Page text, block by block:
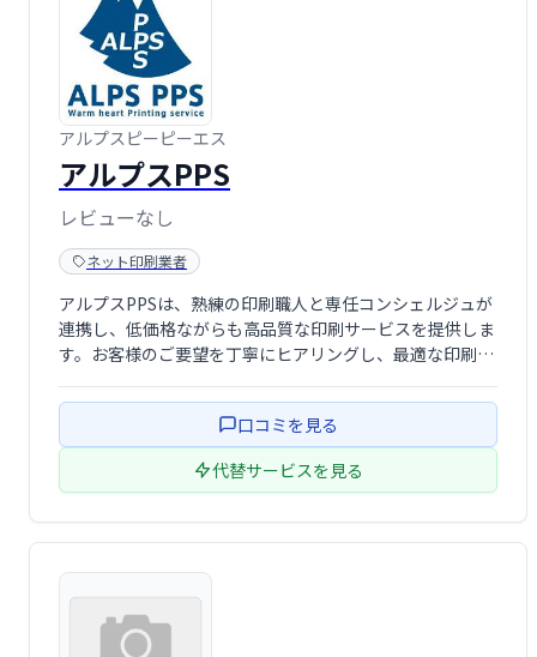
アルプスピーピーエス
アルプスPPS
レビューなし
ネット印刷業者
アルプスPPSは、熟練の印刷職人と専任コンシェルジュが
連携し、低価格ながらも高品質な印刷サービスを提供しま
す。お客様のご要望を丁寧にヒアリングし、最適な印刷物
ニーズにお応えします。
口コミを見る
代替サービスを見る